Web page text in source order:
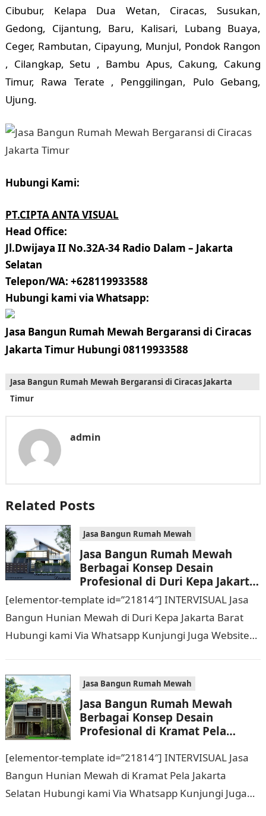
Cibubur, Kelapa Dua Wetan, Ciracas, Susukan,
Gedong, Cijantung, Baru, Kalisari, Lubang Buaya,
Ceger, Rambutan, Cipayung, Munjul, Pondok Rangon
, Cilangkap, Setu , Bambu Apus, Cakung, Cakung
Timur, Rawa Terate , Penggilingan, Pulo Gebang,
Ujung.
Hubungi Kami:
PT.CIPTA ANTA VISUAL
Head Office:
Jl.Dwijaya II No.32A-34 Radio Dalam – Jakarta
Selatan
Telepon/WA: +628119933588
Hubungi kami via Whatsapp:
Jasa Bangun Rumah Mewah Bergaransi di Ciracas
Jakarta Timur Hubungi 08119933588
Jasa Bangun Rumah Mewah Bergaransi di Ciracas Jakarta
Timur
admin
Related Posts
Jasa Bangun Rumah Mewah
Jasa Bangun Rumah Mewah
Berbagai Konsep Desain
Profesional di Duri Kepa Jakarta
Barat Hubungi 0811 9933 588
[elementor-template id=”21814″] INTERVISUAL Jasa
Bangun Hunian Mewah di Duri Kepa Jakarta Barat
Hubungi kami Via Whatsapp Kunjungi Juga Website
Jasa Bangun Rumah Mewah
Jasa Bangun Rumah Mewah
Berbagai Konsep Desain
Profesional di Kramat Pela
9933 588
[elementor-template id=”21814″] INTERVISUAL Jasa
Bangun Hunian Mewah di Kramat Pela Jakarta
Selatan Hubungi kami Via Whatsapp Kunjungi Juga